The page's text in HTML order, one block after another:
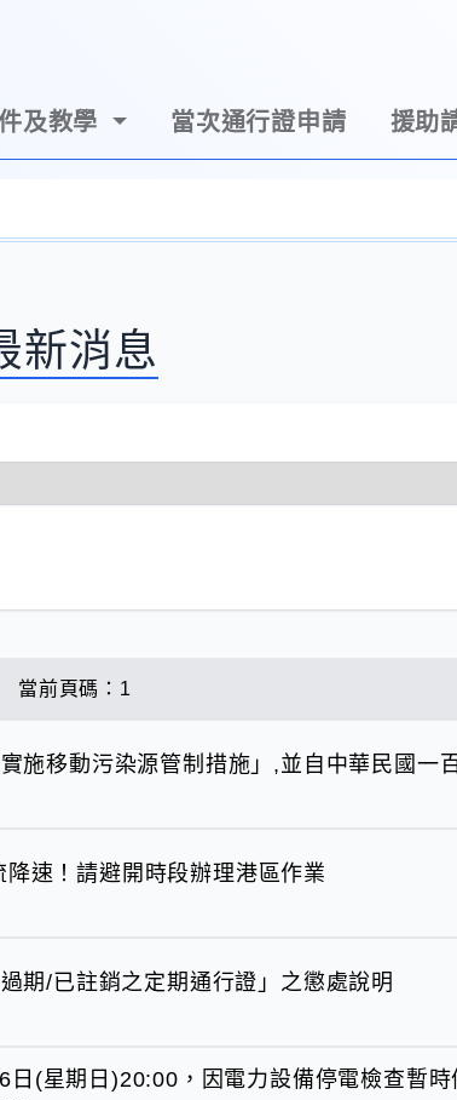
及教學 當次通行證申請 援助
新消息
當前頁碼：1
施移動污染源管制措施」,並自中華民國一
速！請避開時段辦理港區作業
期/已註銷之定期通行證」之懲處說明
(星期日)20:00，因電力設備停電檢查暫時